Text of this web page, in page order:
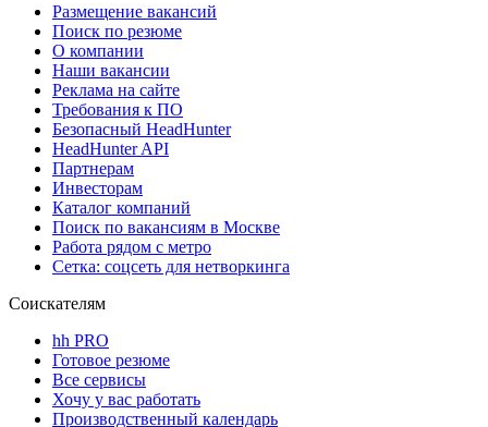
Размещение вакансий
Поиск по резюме
О компании
Наши вакансии
Реклама на сайте
Требования к ПО
Безопасный HeadHunter
HeadHunter API
Партнерам
Инвесторам
Каталог компаний
Поиск по вакансиям в Москве
Работа рядом с метро
Сетка: соцсеть для нетворкинга
Соискателям
hh PRO
Готовое резюме
Все сервисы
Хочу у вас работать
Производственный календарь